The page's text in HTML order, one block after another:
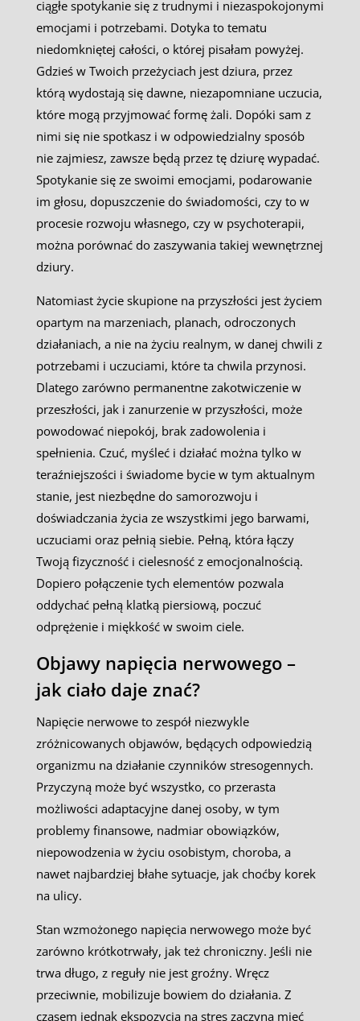
ciągłe spotykanie się z trudnymi i niezaspokojonymi
emocjami i potrzebami. Dotyka to tematu
niedomkniętej całości, o której pisałam powyżej.
Gdzieś w Twoich przeżyciach jest dziura, przez
którą wydostają się dawne, niezapomniane uczucia,
które mogą przyjmować formę żali. Dopóki sam z
nimi się nie spotkasz i w odpowiedzialny sposób
nie zajmiesz, zawsze będą przez tę dziurę wypadać.
Spotykanie się ze swoimi emocjami, podarowanie
im głosu, dopuszczenie do świadomości, czy to w
procesie rozwoju własnego, czy w psychoterapii,
można porównać do zaszywania takiej wewnętrznej
dziury.
Natomiast życie skupione na przyszłości jest życiem
opartym na marzeniach, planach, odroczonych
działaniach, a nie na życiu realnym, w danej chwili z
potrzebami i uczuciami, które ta chwila przynosi.
Dlatego zarówno permanentne zakotwiczenie w
przeszłości, jak i zanurzenie w przyszłości, może
powodować niepokój, brak zadowolenia i
spełnienia. Czuć, myśleć i działać można tylko w
teraźniejszości i świadome bycie w tym aktualnym
stanie, jest niezbędne do samorozwoju i
doświadczania życia ze wszystkimi jego barwami,
uczuciami oraz pełnią siebie. Pełną, która łączy
Twoją fizyczność i cielesność z emocjonalnością.
Dopiero połączenie tych elementów pozwala
oddychać pełną klatką piersiową, poczuć
odprężenie i miękkość w swoim ciele.
Objawy napięcia nerwowego –
jak ciało daje znać?
Napięcie nerwowe to zespół niezwykle
zróżnicowanych objawów, będących odpowiedzią
organizmu na działanie czynników stresogennych.
Przyczyną może być wszystko, co przerasta
możliwości adaptacyjne danej osoby, w tym
problemy finansowe, nadmiar obowiązków,
niepowodzenia w życiu osobistym, choroba, a
nawet najbardziej błahe sytuacje, jak choćby korek
na ulicy.
Stan wzmożonego napięcia nerwowego może być
zarówno krótkotrwały, jak też chroniczny. Jeśli nie
trwa długo, z reguły nie jest groźny. Wręcz
przeciwnie, mobilizuje bowiem do działania. Z
czasem jednak ekspozycja na stres zaczyna mieć